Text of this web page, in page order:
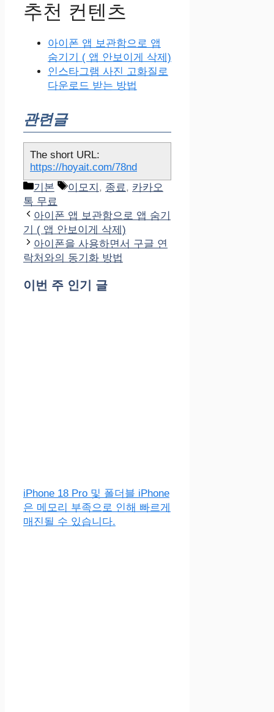
추천 컨텐츠
아이폰 앱 보관함으로 앱
숨기기 ( 앱 안보이게 삭제)
인스타그램 사진 고화질로
다운로드 받는 방법
관련글
The short URL:
https://hoyait.com/78nd
카
테
고
리
기본
태
이모지 , 종료, 카카오
톡 무료
아이폰 앱 보관함으로 앱 숨기
기 ( 앱 안보이게 삭제)
아이폰을 사용하면서 구글 연
락처와의 동기화 방법
이번 주 인기 글
iPhone 18 Pro 및 폴더블 iPhone
은 메모리 부족으로 인해 빠르게
매진될 수 있습니다.